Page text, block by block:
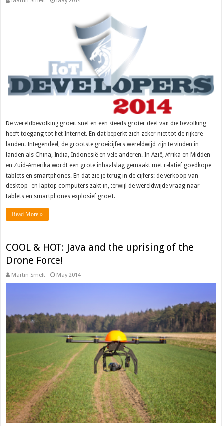
De wereldbevolking groeit snel en een steeds groter deel van die bevolking
heeft toegang tot het Internet. En dat beperkt zich zeker niet tot de rijkere
landen. Integendeel, de grootste groeicijfers wereldwijd zijn te vinden in
landen als China, India, Indonesië en vele anderen. In Azië, Afrika en Midden-
en Zuid-Amerika wordt een grote inhaalslag gemaakt met relatief goedkope
tablets en smartphones. En dat zie je terug in de cijfers: de verkoop van
desktop- en laptop computers zakt in, terwijl de wereldwijde vraag naar
tablets en smartphones explosief groeit.
Read More »
COOL & HOT: Java and the uprising of the
Drone Force!
Martin Smelt May 2014